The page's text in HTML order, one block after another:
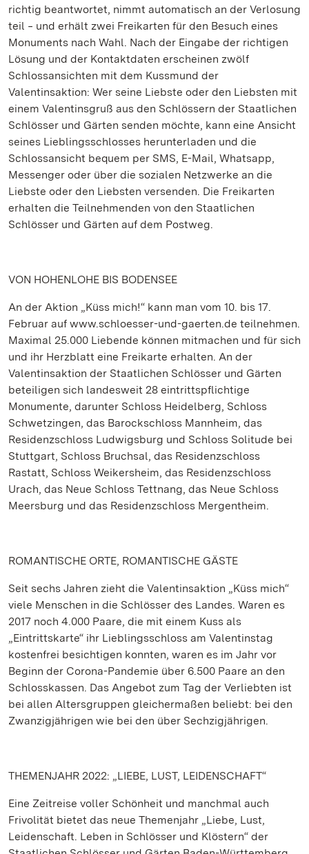
richtig beantwortet, nimmt automatisch an der Verlosung
teil ‒ und erhält zwei Freikarten für den Besuch eines
Monuments nach Wahl. Nach der Eingabe der richtigen
Lösung und der Kontaktdaten erscheinen zwölf
Schlossansichten mit dem Kussmund der
Valentinsaktion: Wer seine Liebste oder den Liebsten mit
einem Valentinsgruß aus den Schlössern der Staatlichen
Schlösser und Gärten senden möchte, kann eine Ansicht
seines Lieblingsschlosses herunterladen und die
Schlossansicht bequem per SMS, E-Mail, Whatsapp,
Messenger oder über die sozialen Netzwerke an die
Liebste oder den Liebsten versenden. Die Freikarten
erhalten die Teilnehmenden von den Staatlichen
Schlösser und Gärten auf dem Postweg.
VON HOHENLOHE BIS BODENSEE
An der Aktion „Küss mich!“ kann man vom 10. bis 17.
Februar auf www.schloesser-und-gaerten.de teilnehmen.
Maximal 25.000 Liebende können mitmachen und für sich
und ihr Herzblatt eine Freikarte erhalten. An der
Valentinsaktion der Staatlichen Schlösser und Gärten
beteiligen sich landesweit 28 eintrittspflichtige
Monumente, darunter Schloss Heidelberg, Schloss
Schwetzingen, das Barockschloss Mannheim, das
Residenzschloss Ludwigsburg und Schloss Solitude bei
Stuttgart, Schloss Bruchsal, das Residenzschloss
Rastatt, Schloss Weikersheim, das Residenzschloss
Urach, das Neue Schloss Tettnang, das Neue Schloss
Meersburg und das Residenzschloss Mergentheim.
ROMANTISCHE ORTE, ROMANTISCHE GÄSTE
Seit sechs Jahren zieht die Valentinsaktion „Küss mich“
viele Menschen in die Schlösser des Landes. Waren es
2017 noch 4.000 Paare, die mit einem Kuss als
„Eintrittskarte“ ihr Lieblingsschloss am Valentinstag
kostenfrei besichtigen konnten, waren es im Jahr vor
Beginn der Corona-Pandemie über 6.500 Paare an den
Schlosskassen. Das Angebot zum Tag der Verliebten ist
bei allen Altersgruppen gleichermaßen beliebt: bei den
Zwanzigjährigen wie bei den über Sechzigjährigen.
THEMENJAHR 2022: „LIEBE, LUST, LEIDENSCHAFT“
Eine Zeitreise voller Schönheit und manchmal auch
Frivolität bietet das neue Themenjahr „Liebe, Lust,
Leidenschaft. Leben in Schlösser und Klöstern“ der